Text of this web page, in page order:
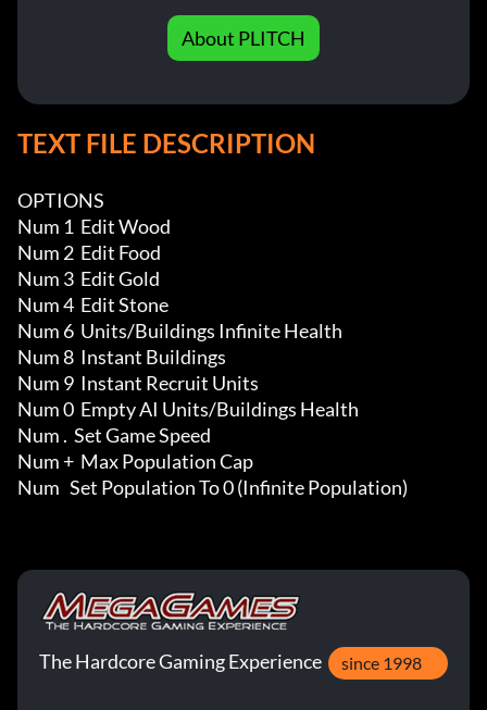
About PLITCH
TEXT FILE DESCRIPTION
OPTIONS
Num 1  Edit Wood
Num 2  Edit Food
Num 3  Edit Gold
Num 4  Edit Stone
Num 6  Units/Buildings Infinite Health
Num 8  Instant Buildings
Num 9  Instant Recruit Units
Num 0  Empty AI Units/Buildings Health
Num .  Set Game Speed
Num +  Max Population Cap
Num   Set Population To 0 (Infinite Population)
The Hardcore Gaming Experience since 1998